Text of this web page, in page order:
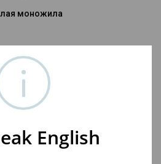
моножила
мкГн/м
0,82 мм2
1RCAEnglish